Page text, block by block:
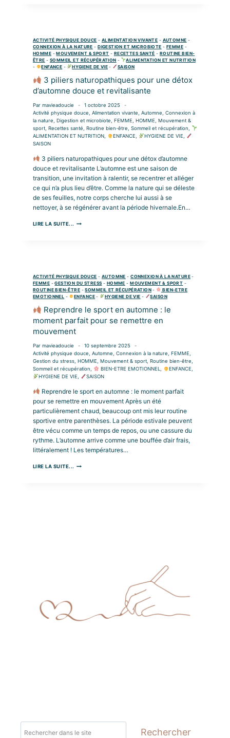
ACTIVITÉ PHYSIQUE DOUCE - ALIMENTATION VIVANTE - AUTOMNE -
CONNEXION À LA NATURE -DIGESTION ET MICROBIOTE -FEMME -
HOMME -MOUVEMENT & SPORT - RECETTES SANTÉ - ROUTINE BIEN-
ÊTRE - SOMMEIL ET RÉCUPÉRATION -
ALIMENTATION ET NUTRITION
-
ENFANCE - HYGIENE DE VIE - SAISON
3 piliers naturopathiques pour une détox
d’automne douce et revitalisante
Par mavieadoucie
1 octobre 2025
Activité physique douce
Alimentation vivante Automne
Connexion à
la nature
Digestion et microbiote FEMME HOMME
Mouvement &
sport Recettes santé Routine bien-être Sommeil et récupération
ALIMENTATION ET NUTRITION
ENFANCE HYGIENE DE VIE
SAISON
3 piliers naturopathiques pour une détox d’automne
douce et revitalisante L’automne est une saison de
transition, une invitation à ralentir, se recentrer et alléger
ce qui n’a plus lieu d’être. Comme la nature qui se déleste
de ses feuilles, notre corps cherche lui aussi à se
nettoyer, à se régénérer avant la période hivernale.En…
LIRE LA SUITE...
D’AUTOMNE
DOUCE
ET
REVITALISANTE
ACTIVITÉ PHYSIQUE DOUCE - AUTOMNE -CONNEXION À LA NATURE-
FEMME -GESTION DU STRESS - HOMME -MOUVEMENT & SPORT -
ROUTINE BIEN-ÊTRE -SOMMEIL ET RÉCUPÉRATION -
BIEN-ETRE
EMOTIONNEL - ENFANCE- HYGIENE DE VIE - SAISON
Reprendre le sport en automne : le
moment parfait pour se remettre en
mouvement
Par mavieadoucie
10 septembre 2025
Activité physique douce
Automne Connexion à la nature FEMME
Gestion du stress HOMME Mouvement & sport Routine bien-être
Sommeil et récupération
BIEN-ETRE EMOTIONNEL ENFANCE
HYGIENE DE VIE
SAISON
Reprendre le sport en automne : le moment parfait
pour se remettre en mouvement Après un été
particulièrement chaud, beaucoup ont mis leur routine
sportive entre parenthèses. La période estivale peuvent
être vécu comme un temps de repos, ou une cassure du
rythme. L’automne arrive comme une bouffée d’air frais,
littéralement ! Les températures…
LIRE LA SUITE...
Rechercher